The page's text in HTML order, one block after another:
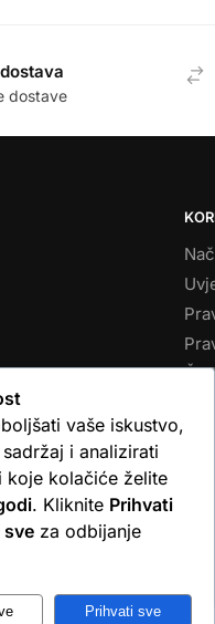
dostave
vaše iskustvo,
i analizirati
koje kolačiće želite
. Kliknite Prihvati
sve za odbijanje
Prihvati sve